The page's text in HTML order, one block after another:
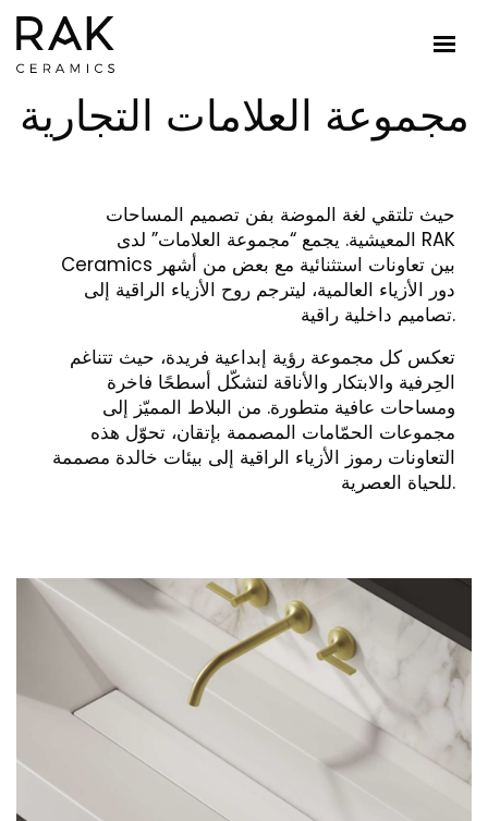
مجموعة العلامات التجارية
حيث تلتقي لغة الموضة بفن تصميم المساحات
المعيشية. يجمع “مجموعة العلامات” لدى RAK
Ceramics بين تعاونات استثنائية مع بعض من أشهر
دور الأزياء العالمية، ليترجم روح الأزياء الراقية إلى
تصاميم داخلية راقية.
تعكس كل مجموعة رؤية إبداعية فريدة، حيث تتناغم
الحِرفية والابتكار والأناقة لتشكّل أسطحًا فاخرة
ومساحات عافية متطورة. من البلاط المميّز إلى
مجموعات الحمّامات المصممة بإتقان، تحوّل هذه
التعاونات رموز الأزياء الراقية إلى بيئات خالدة مصممة
للحياة العصرية.